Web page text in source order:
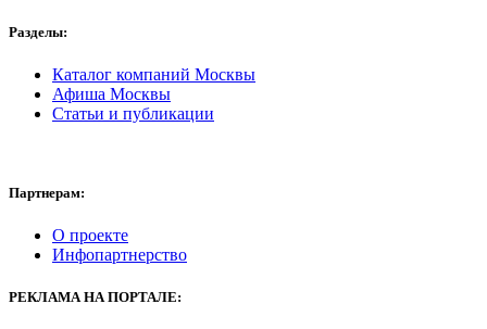
Разделы:
Каталог компаний Москвы
Афиша Москвы
Статьи и публикации
Партнерам:
О проекте
Инфопартнерство
РЕКЛАМАНА ПОРТАЛЕ: